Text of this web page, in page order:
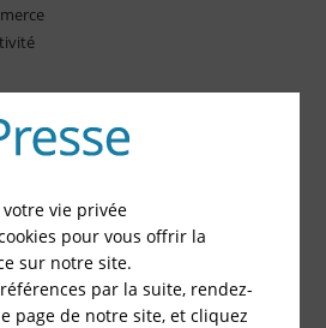
votre vie privée
pour vous offrir la
sur notre site.
par la suite, rendez-
page de notre site, et cliquez